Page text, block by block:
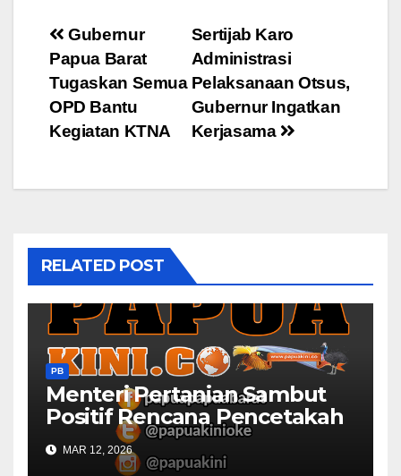
Post
navigation
Sertijab Karo
Administrasi
Pelaksanaan Otsus,
Gubernur Ingatkan
Kerjasama
Gubernur
Papua Barat
Tugaskan Semua
OPD Bantu
Kegiatan KTNA
RELATED POST
PB
Menteri Pertanian Sambut
Positif Rencana Pencetakah
Sawah dan Ladang di Papua
Barat
MAR 12, 2026